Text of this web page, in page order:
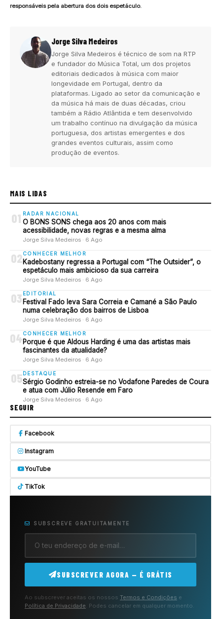
responsáveis pela abertura dos dois espetáculo.
Jorge Silva Medeiros
Jorge Silva Medeiros é técnico de som na RTP
e fundador do Música Total, um dos projetos
editoriais dedicados à música com maior
longevidade em Portugal, dentro da
plataformas. Ligado ao setor da comunicação e
da música há mais de duas décadas, criou
também a Rádio Atlântida e tem desenvolvido
um trabalho contínuo na divulgação da música
portuguesa, dos artistas emergentes e dos
grandes eventos culturais, assim como
produção de eventos.
MAIS LIDAS
01 RADAR NACIONAL
O BONS SONS chega aos 20 anos com mais
acessibilidade, novas regras e a mesma alma
Jorge Silva Medeiros · 6 Ago
02 CONHECER MELHOR
Kadebostany regressa a Portugal com “The Outsider”, o
espetáculo mais ambicioso da sua carreira
Jorge Silva Medeiros · 6 Ago
03 EDITORIAL
Festival Fado leva Sara Correia e Camané a São Paulo
numa celebração dos bairros de Lisboa
Jorge Silva Medeiros · 6 Ago
04CONHECER MELHOR
Porque é que Aldous Harding é uma das artistas mais
fascinantes da atualidade?
Jorge Silva Medeiros · 6 Ago
05 DESTAQUE
Sérgio Godinho estreia-se no Vodafone Paredes de Coura
e atua com Júlio Resende em Faro
Jorge Silva Medeiros · 6 Ago
SEGUIR
Facebook
Instagram
YouTube
TikTok
SUBSCREVE GRATUITAMENTE
SUBSCREVER AGORA — É GRÁTIS
Ao subscrever aceitas os nossos Termos e Condições e
Política de Privacidade . Podes cancelar em qualquer momento.